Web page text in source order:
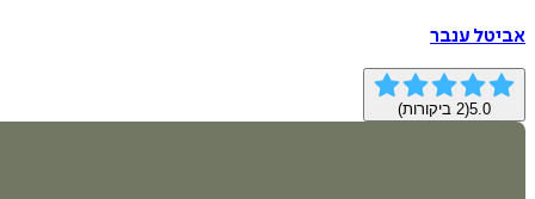
אביטל ענבר
5.0
(
2 ביקורות)